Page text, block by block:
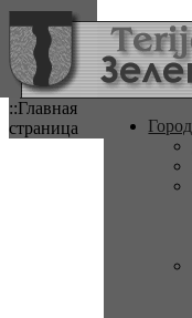
::Главная
страница
Город